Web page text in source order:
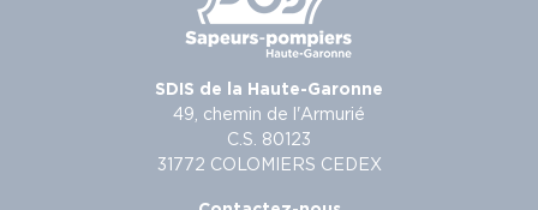
SDIS de la Haute-Garonne
49, chemin de l'Armurié
C.S. 80123
31772 COLOMIERS CEDEX